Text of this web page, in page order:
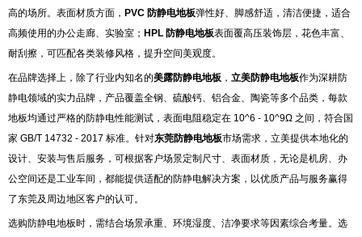
高的场所。表面材质方面， PVC 防静电地板弹性好、脚感舒适，清洁便捷，适合
高频使用的办公走廊、实验室； HPL 防静电地板表面覆高压装饰层，花色丰富、
耐刮擦，可匹配各类装修风格，提升空间美观度。
在品牌选择上，除了行业内知名的美露防静电地板 ， 立美防静电地板作为深耕防
静电领域的实力品牌，产品覆盖全钢、硫酸钙、铝合金、陶瓷等多个品类，每款
地板均通过严格的防静电性能测试，表面电阻稳定在 10^6 - 10^9Ω 之间，符合国
家 GB/T 14732 - 2017 标准。针对东莞防静电地板市场需求，立美提供本地化的
设计、安装与售后服务，可根据客户场景定制尺寸、表面材质，无论是机房、办
公空间还是工业车间，都能提供适配的防静电解决方案，以优质产品与服务赢得
了东莞及周边地区客户的认可。
选购防静电地板时，需结合场景承重、环境湿度、洁净要求等因素综合考量。选